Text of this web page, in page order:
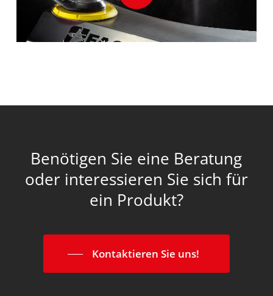
Benötigen Sie eine Beratung
oder interessieren Sie sich für
ein Produkt?
Kontaktieren Sie uns!